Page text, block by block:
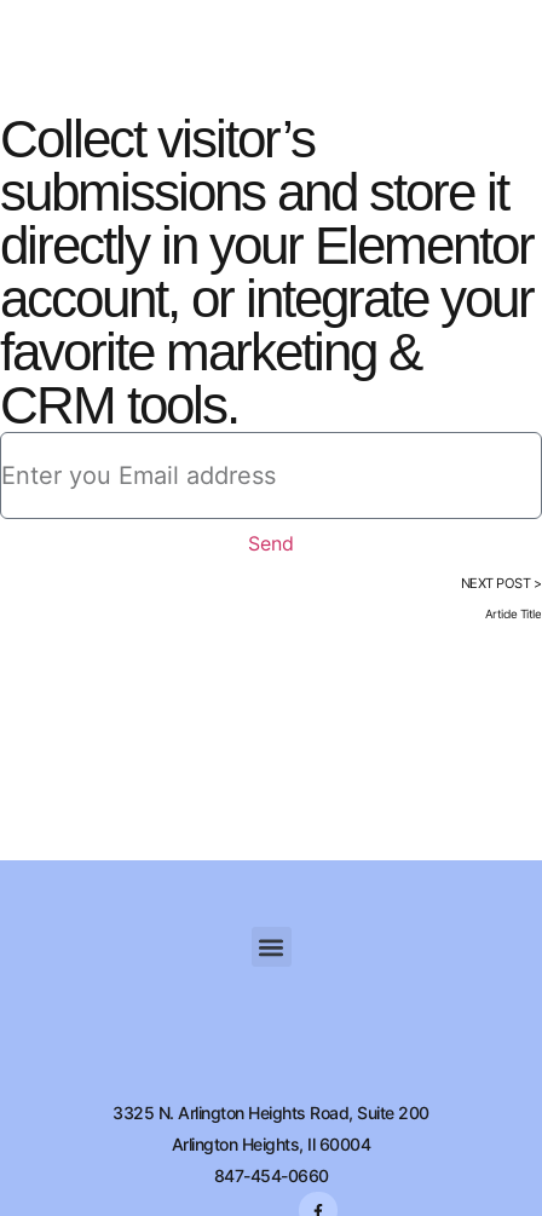
Collect visitor’s
submissions and store it
directly in your Elementor
account, or integrate your
favorite marketing &
CRM tools.
Send
NEXT POST >
Article Title
3325 N. Arlington Heights Road, Suite 200
Arlington Heights, Il 60004
847-454-0660